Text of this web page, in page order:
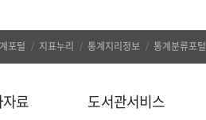
포털 지표누리 통계지리정보 통계분류포털
료 도서관서비스